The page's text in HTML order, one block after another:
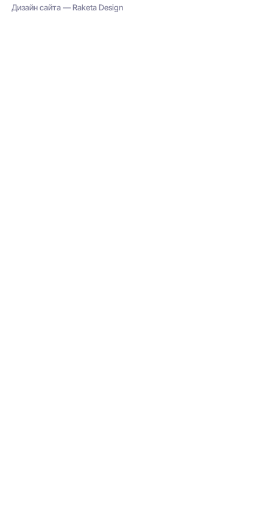
Дизайн сайта — Raketa Design